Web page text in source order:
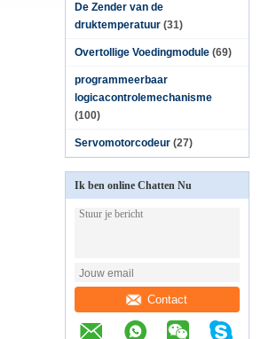
De Zender van de
druktemperatuur (31)
Overtollige Voedingmodule (69)
programmeerbaar
logicacontrolemechanisme
(100)
Servomotorcodeur (27)
Ik ben online Chatten Nu
Contact